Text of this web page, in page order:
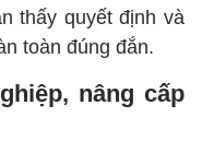
thấy quyết định và
toàn đúng đắn.
nâng cấp